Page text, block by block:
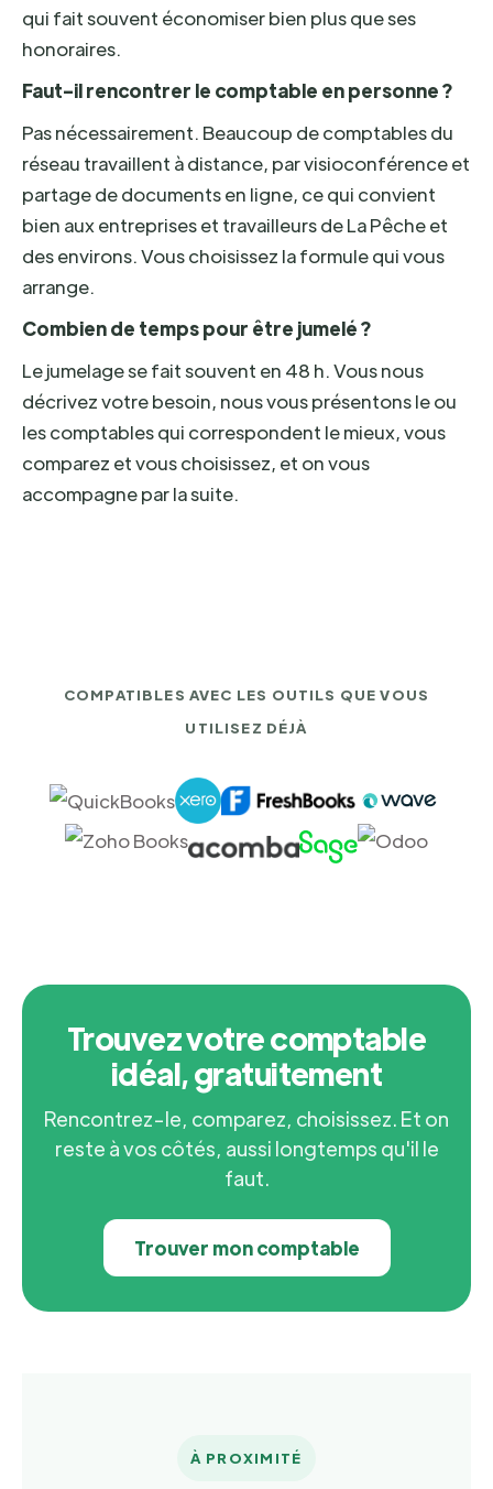
qui fait souvent économiser bien plus que ses
honoraires.
Faut-il rencontrer le comptable en personne ?
Pas nécessairement. Beaucoup de comptables du
réseau travaillent à distance, par visioconférence et
partage de documents en ligne, ce qui convient
bien aux entreprises et travailleurs de La Pêche et
des environs. Vous choisissez la formule qui vous
arrange.
Combien de temps pour être jumelé ?
Le jumelage se fait souvent en 48 h. Vous nous
décrivez votre besoin, nous vous présentons le ou
les comptables qui correspondent le mieux, vous
comparez et vous choisissez, et on vous
accompagne par la suite.
COMPATIBLES AVEC LES OUTILS QUE VOUS
UTILISEZ DÉJÀ
Trouvez votre comptable
idéal, gratuitement
Rencontrez-le, comparez, choisissez. Et on
reste à vos côtés, aussi longtemps qu'il le
faut.
Trouver mon comptable
À PROXIMITÉ